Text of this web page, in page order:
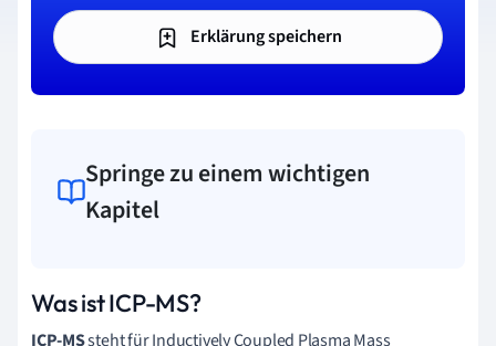
Erklärung speichern
Springe zu einem wichtigen
Kapitel
Was ist ICP-MS?
ICP-MSsteht für Inductively Coupled Plasma Mass